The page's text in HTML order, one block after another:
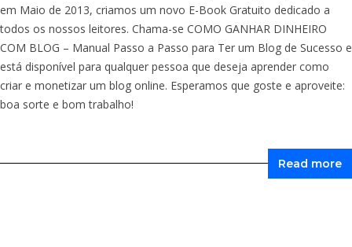
em Maio de 2013, criamos um novo E-Book Gratuito dedicado a
todos os nossos leitores. Chama-se COMO GANHAR DINHEIRO
COM BLOG – Manual Passo a Passo para Ter um Blog de Sucesso e
está disponível para qualquer pessoa que deseja aprender como
criar e monetizar um blog online. Esperamos que goste e aproveite:
boa sorte e bom trabalho!
Read more